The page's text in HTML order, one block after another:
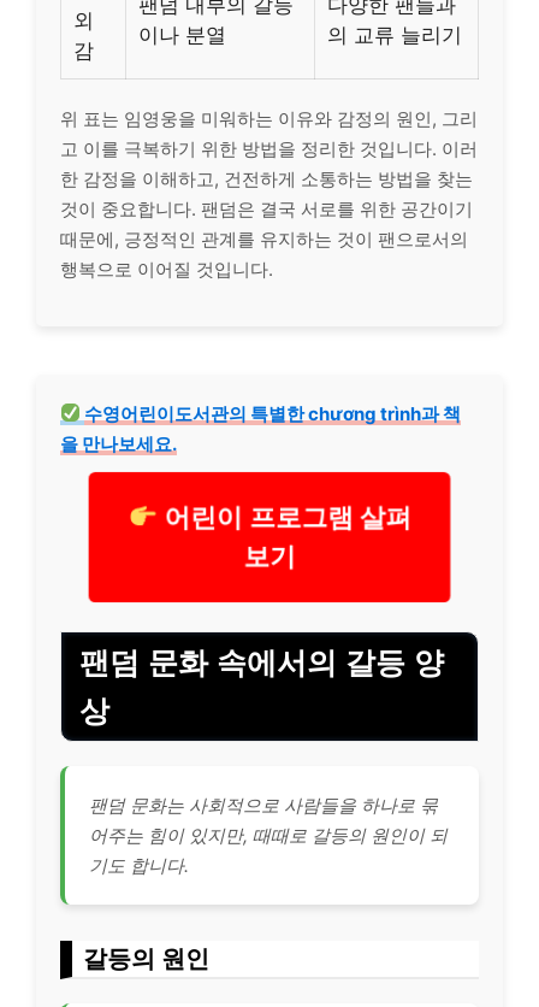
외
감
이나 분열
의 교류 늘리기
위 표는 임영웅을 미워하는 이유와 감정의 원인, 그리
고 이를 극복하기 위한 방법을 정리한 것입니다. 이러
한 감정을 이해하고, 건전하게 소통하는 방법을 찾는
것이 중요합니다. 팬덤은 결국 서로를 위한 공간이기
때문에, 긍정적인 관계를 유지하는 것이 팬으로서의
행복으로 이어질 것입니다.
수영어린이도서관의 특별한 chương trình과 책
을 만나보세요.
어린이 프로그램 살펴
보기
팬덤 문화 속에서의 갈등 양
상
팬덤 문화는 사회적으로 사람들을 하나로 묶
어주는 힘이 있지만, 때때로 갈등의 원인이 되
기도 합니다.
갈등의 원인